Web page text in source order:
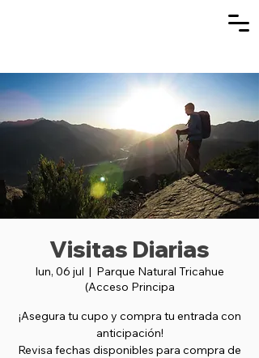
Visitas Diarias
lun, 06 jul
  |
Parque Natural Tricahue
(Acceso Principa
¡Asegura tu cupo y compra tu entrada con
anticipación!
Revisa fechas disponibles para compra de